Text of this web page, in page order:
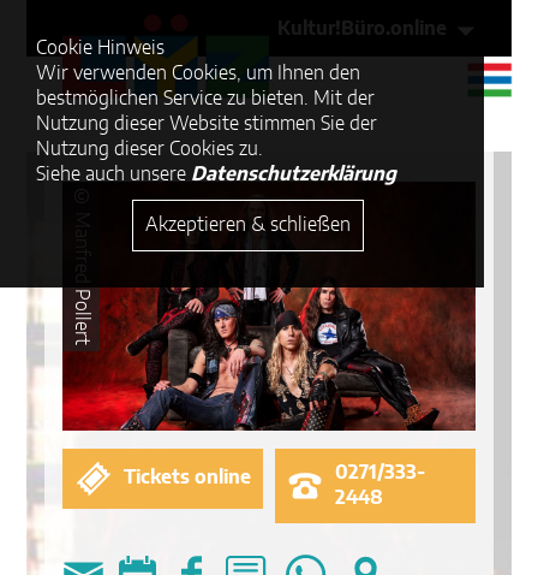
Cookie Hinweis
Wir verwenden Cookies, um Ihnen den
bestmöglichen Service zu bieten. Mit der
Nutzung dieser Website stimmen Sie der
Nutzung dieser Cookies zu.
Siehe auch unsere Datenschutzerklärung
Akzeptieren & schließen
Kultur!Büro.online
© Manfred Pollert
Tickets online
0271/333-
2448